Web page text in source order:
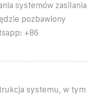
systemów zasilania
pozbawiony
+86
systemu, w tym